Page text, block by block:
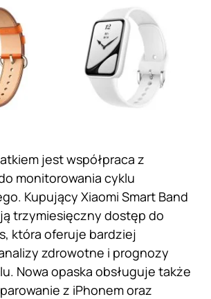
jest współpraca z
monitorowania cyklu
Kupujący Xiaomi Smart Band
trzymiesięczny dostęp do
która oferuje bardziej
zdrowotne i prognozy
Nowa opaska obsługuje także
z iPhonem oraz